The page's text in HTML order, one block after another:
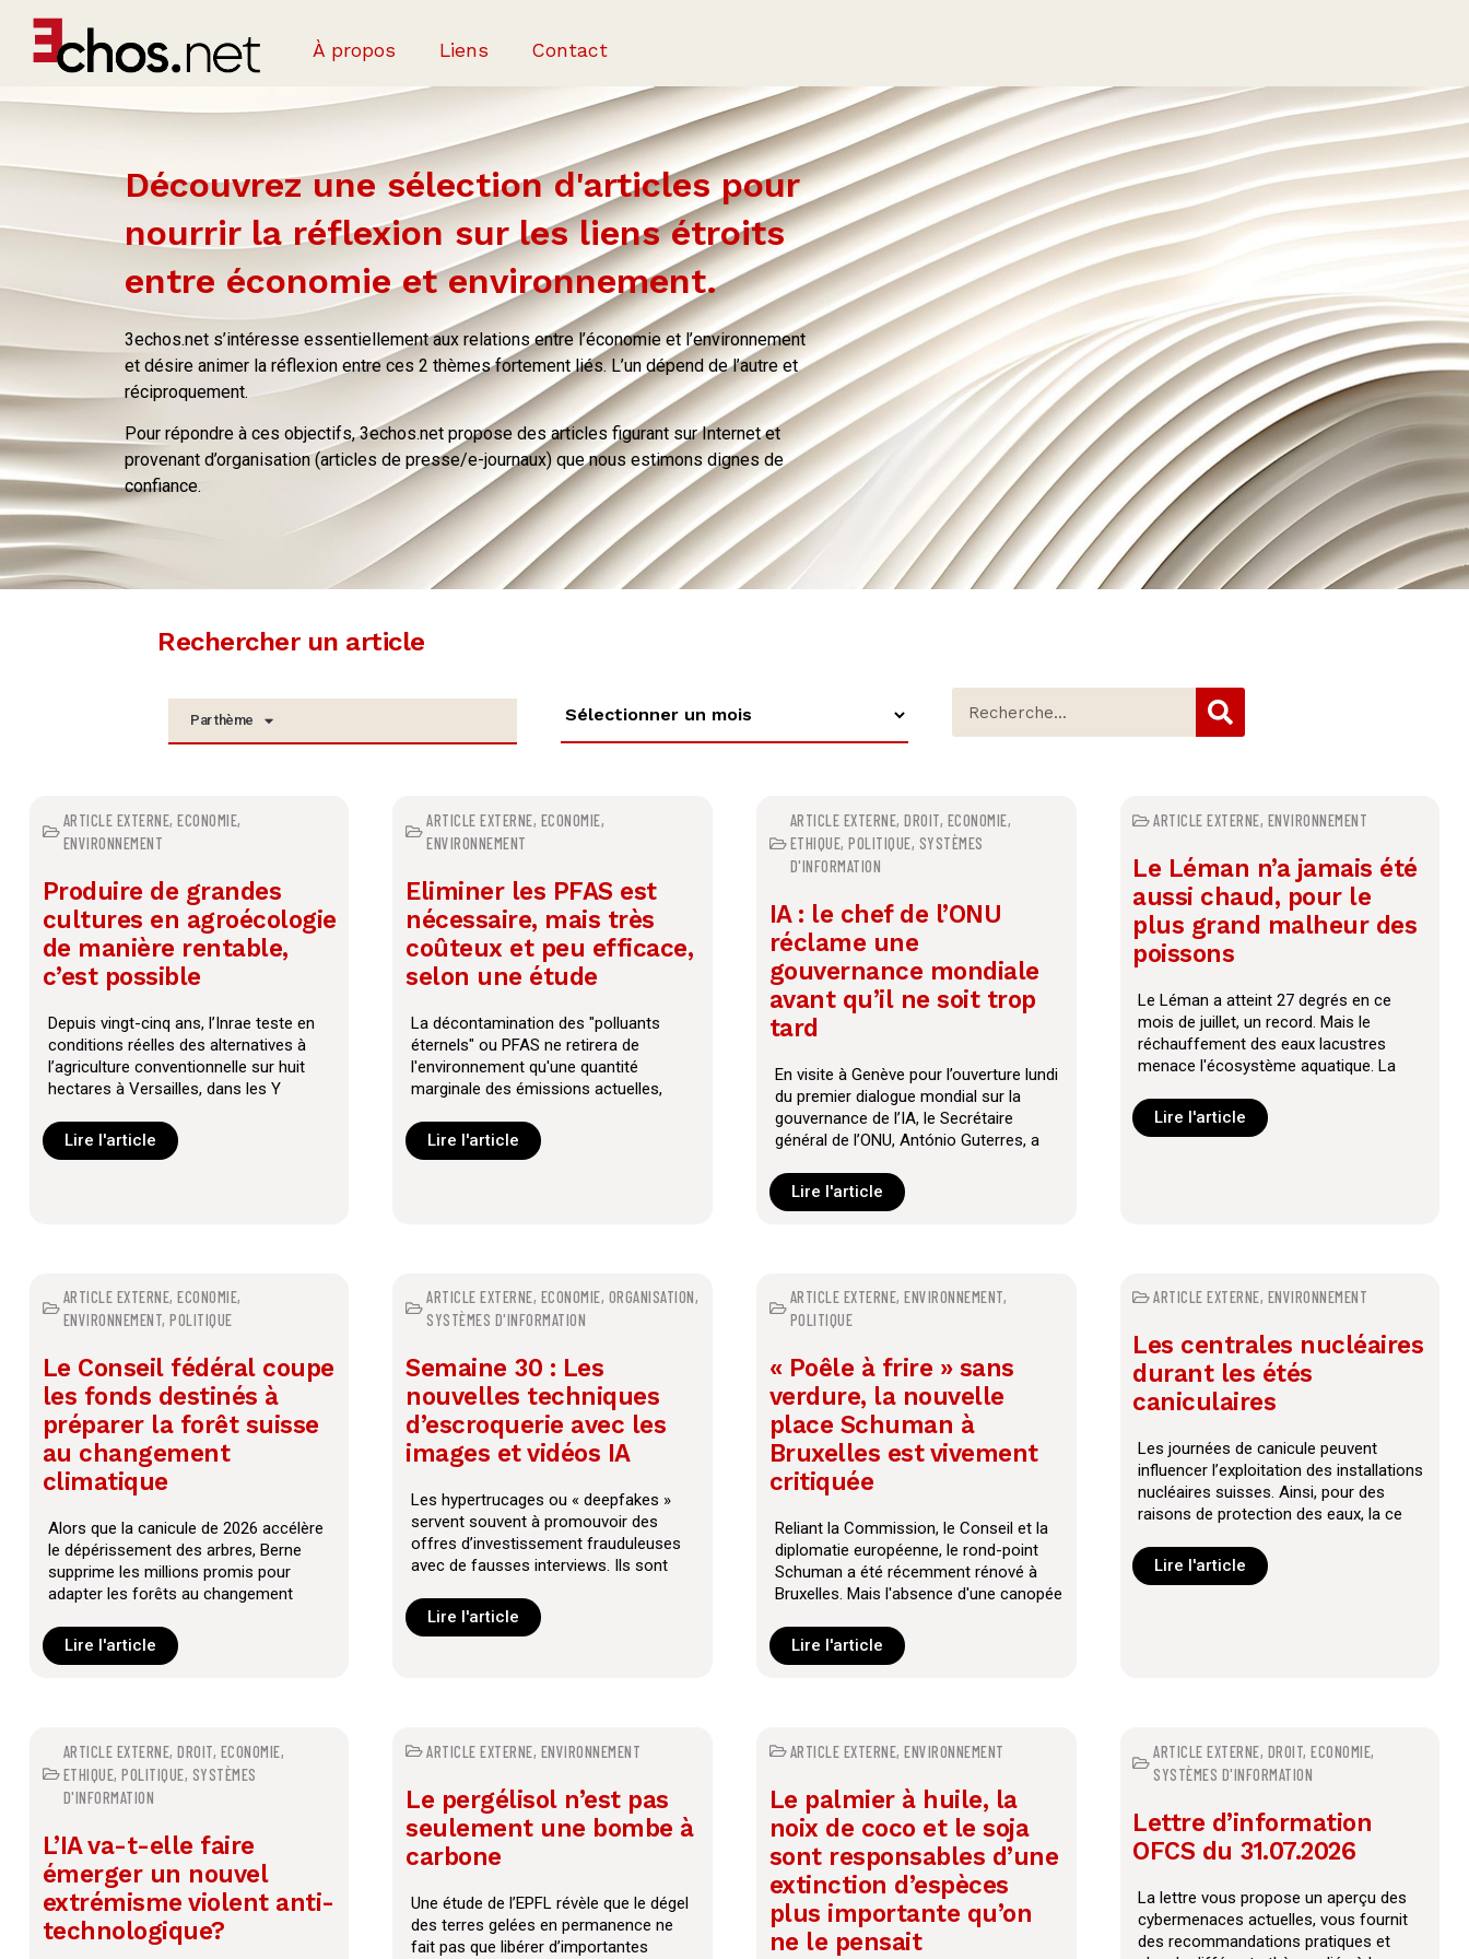
À propos Liens Contact
Découvrez une sélection d'articles pour
nourrir la réflexion sur les liens étroits
entre économie et environnement.
3echos.net s’intéresse essentiellement aux relations entre l’économie et l’environnement
et désire animer la réflexion entre ces 2 thèmes fortement liés. L’un dépend de l’autre et
réciproquement.
Pour répondre à ces objectifs, 3echos.net propose des articles figurant sur Internet et
provenant d’organisation (articles de presse/e-journaux) que nous estimons dignes de
confiance.
Rechercher un article
Par thème
ARTICLE EXTERNE,ECONOMIE,
ENVIRONNEMENT
Produire de grandes
cultures en agroécologie
de manière rentable,
c’est possible
Depuis vingt-cinq ans, l’Inrae teste en
conditions réelles des alternatives à
l’agriculture conventionnelle sur huit
hectares à Versailles, dans les Y
Lire l'article
ARTICLE EXTERNE, ECONOMIE,
ENVIRONNEMENT
Eliminer les PFAS est
nécessaire, mais très
coûteux et peu efficace,
selon une étude
La décontamination des "polluants
éternels" ou PFAS ne retirera de
l'environnement qu'une quantité
marginale des émissions actuelles,
Lire l'article
ARTICLE EXTERNE,DROIT, ECONOMIE,
ETHIQUE,POLITIQUE, SYSTÈMES
D'INFORMATION
IA : le chef de l’ONU
réclame une
gouvernance mondiale
avant qu’il ne soit trop
tard
En visite à Genève pour l’ouverture lundi
du premier dialogue mondial sur la
gouvernance de l’IA, le Secrétaire
général de l’ONU, António Guterres, a
Lire l'article
ARTICLE EXTERNE, ENVIRONNEMENT
Le Léman n’a jamais été
aussi chaud, pour le
plus grand malheur des
poissons
Le Léman a atteint 27 degrés en ce
mois de juillet, un record. Mais le
réchauffement des eaux lacustres
menace l'écosystème aquatique. La
Lire l'article
ARTICLE EXTERNE,ECONOMIE,
ENVIRONNEMENT,POLITIQUE
Le Conseil fédéral coupe
les fonds destinés à
préparer la forêt suisse
au changement
climatique
Alors que la canicule de 2026 accélère
le dépérissement des arbres, Berne
supprime les millions promis pour
adapter les forêts au changement
Lire l'article
ARTICLE EXTERNE, ECONOMIE, ORGANISATION,
SYSTÈMES D'INFORMATION
Semaine 30 : Les
nouvelles techniques
d’escroquerie avec les
images et vidéos IA
Les hypertrucages ou « deepfakes »
servent souvent à promouvoir des
offres d’investissement frauduleuses
avec de fausses interviews. Ils sont
Lire l'article
ARTICLE EXTERNE,ENVIRONNEMENT,
POLITIQUE
« Poêle à frire » sans
verdure, la nouvelle
place Schuman à
Bruxelles est vivement
critiquée
Reliant la Commission, le Conseil et la
diplomatie européenne, le rond-point
Schuman a été récemment rénové à
Bruxelles. Mais l'absence d'une canopée
Lire l'article
ARTICLE EXTERNE, ENVIRONNEMENT
Les centrales nucléaires
durant les étés
caniculaires
Les journées de canicule peuvent
influencer l’exploitation des installations
nucléaires suisses. Ainsi, pour des
raisons de protection des eaux, la ce
Lire l'article
ARTICLE EXTERNE,DROIT, ECONOMIE,
ETHIQUE,POLITIQUE, SYSTÈMES
D'INFORMATION
L’IA va-t-elle faire
émerger un nouvel
extrémisme violent anti-
technologique?
ARTICLE EXTERNE, ENVIRONNEMENT
Le pergélisol n’est pas
seulement une bombe à
carbone
Une étude de l’EPFL révèle que le dégel
des terres gelées en permanence ne
fait pas que libérer d’importantes
ARTICLE EXTERNE,ENVIRONNEMENT
Le palmier à huile, la
noix de coco et le soja
sont responsables d’une
extinction d’espèces
plus importante qu’on
ne le pensait
ARTICLE EXTERNE, DROIT,ECONOMIE,
SYSTÈMES D'INFORMATION
Lettre d’information
OFCS du 31.07.2026
La lettre vous propose un aperçu des
cybermenaces actuelles, vous fournit
des recommandations pratiques et